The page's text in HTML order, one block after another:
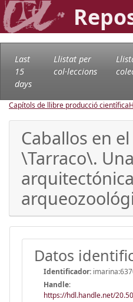
Last
15
days
Llistat per
col·leccions
Capítols de llibre producció científica
Caballos en
\Tarraco\.
Datos
Identificador:
Handle:
https://hdl.handle.net/